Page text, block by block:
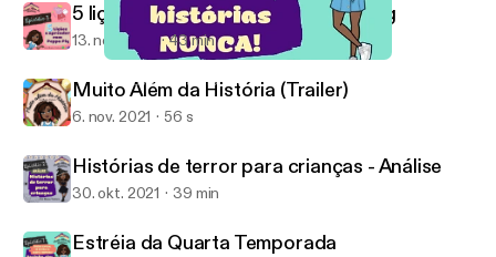
Muito Além da História
5 lições a aprender com a Peppa Pig
13. nov. 2021 43 min
Muito Além da História (Trailer)
6. nov. 2021 56 s
Histórias de terror para crianças - Análise
30. okt. 2021 39 min
Estréia da Quarta Temporada